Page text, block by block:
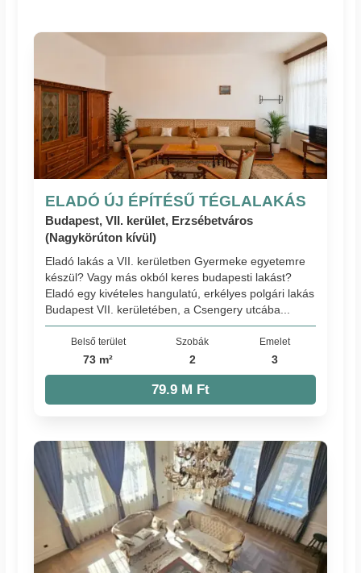
ELADÓ ÚJ ÉPÍTÉSŰ TÉGLALAKÁS
Budapest, VII. kerület, Erzsébetváros
(Nagykörúton kívül)
Eladó lakás a VII. kerületben Gyermeke egyetemre
készül? Vagy más okból keres budapesti lakást?
Eladó egy kivételes hangulatú, erkélyes polgári lakás
Budapest VII. kerületében, a Csengery utcába...
Belső terület
73 m²
Szobák
2
Emelet
3
79.9 M Ft